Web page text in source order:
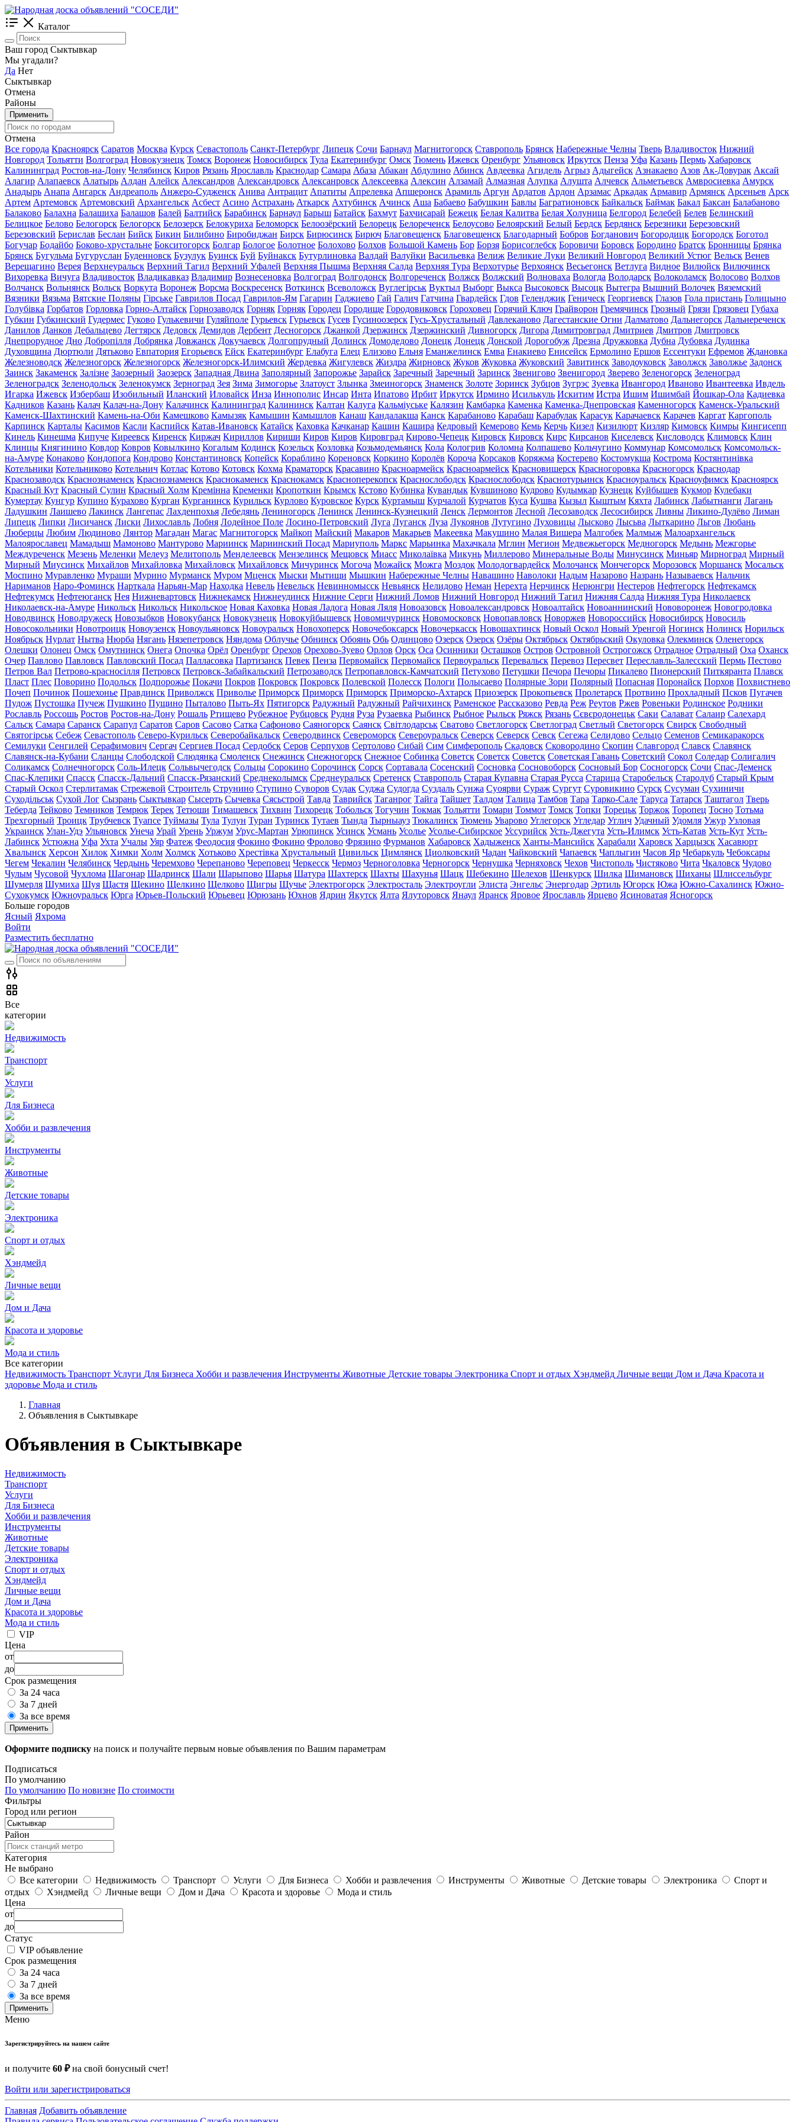
Каталог
Ваш город Сыктывкар
Мы угадали?
Да Нет
Сыктывкар
Отмена
Районы
Применить
Отмена
Все города Красноярск Саратов Москва Курск Севастополь Санкт-Петербург Липецк Сочи Барнаул Магнитогорск Ставрополь Брянск Набережные Челны Тверь Владивосток Нижний
Новгород Тольятти Волгоград Новокузнецк Томск Воронеж Новосибирск Тула Екатеринбург Омск Тюмень Ижевск Оренбург Ульяновск Иркутск Пенза Уфа Казань Пермь Хабаровск
Калининград Ростов-на-Дону Челябинск Киров Рязань Ярославль Краснодар Самара Абаза Абакан Абдулино Абинск Авдеевка Агидель Агрыз Адыгейск Азнакаево Азов Ак-Довурак Аксай
Алагир Алапаевск Алатырь Алдан Алейск Александров Александровск Алексанровск Алексеевка Алексин Алзамай Алмазная Алупка Алушта Алчевск Альметьевск Амвросиевка Амурск
Анадырь Анапа Ангарск Андреаполь Анжеро-Судженск Анива Антрацит Апатиты Апрелевка Апшеронск Арамиль Аргун Ардатов Ардон Арзамас Аркадак Армавир Армянск Арсеньев Арск
Артем Артемовск Артемовский Архангельск Асбест Асино Астрахань Аткарск Ахтубинск Ачинск Аша Бабаево Бабушкин Бавлы Багратионовск Байкальск Баймак Бакал Баксан Балабаново
Балаково Балахна Балашиха Балашов Балей Балтийск Барабинск Барнаул Барыш Батайск Бахмут Бахчисарай Бежецк Белая Калитва Белая Холуница Белгород Белебей Белев Белинский
Белицкое Белово Белогорск Белогорск Белозерск Белокуриха Беломорск Белоозёрский Белорецк Белореченск Белоусово Белоярский Белый Бердск Бердянск Березники Березовский
Березовский Берислав Беслан Бийск Бикин Билибино Биробиджан Бирск Бирюсинск Бирюч Благовещенск Благовещенск Благодарный Бобров Богданович Богородицк Богородск Боготол
Богучар Бодайбо Боково-хрустальне Бокситогорск Болгар Бологое Болотное Болохово Болхов Большой Камень Бор Борзя Борисоглебск Боровичи Боровск Бородино Братск Бронницы Брянка
Брянск Бугульма Бугуруслан Буденновск Бузулук Буинск Буй Буйнакск Бутурлиновка Валдай Валуйки Васильевка Велиж Великие Луки Великий Новгород Великий Устюг Вельск Венев
Верещагино Верея Верхнеуральск Верхний Тагил Верхний Уфалей Верхняя Пышма Верхняя Салда Верхняя Тура Верхотурье Верхоянск Весьегонск Ветлуга Видное Вилюйск Вилючинск
Вихоревка Вичуга Владивосток Владикавказ Владимир Вознесеновка Волгоград Волгодонск Волгореченск Волжск Волжский Волноваха Вологда Володарск Волоколамск Волосово Волхов
Волчанск Вольнянск Вольск Воркута Воронеж Ворсма Воскресенск Воткинск Всеволожск Вуглегірськ Вуктыл Выборг Выкса Высоковск Высоцк Вытегра Вышний Волочек Вяземский
Вязники Вязьма Вятские Поляны Гірське Гаврилов Посад Гаврилов-Ям Гагарин Гаджиево Гай Галич Гатчина Гвардейск Гдов Геленджик Геническ Георгиевск Глазов Гола пристань Голицыно
Голубівка Горбатов Горловка Горно-Алтайск Горнозаводск Горняк Горняк Городец Городище Городовиковск Гороховец Горячий Ключ Грайворон Гремячинск Грозный Грязи Грязовец Губаха
Губкин Губкинский Гудермес Гуково Гулькевичи Гуляйполе Гурьевск Гурьевск Гусев Гусиноозерск Гусь-Хрустальный Давлеканово Дагестанские Огни Далматово Дальнегорск Дальнереченск
Данилов Данков Дебальцево Дегтярск Дедовск Демидов Дербент Десногорск Джанкой Дзержинск Дзержинский Дивногорск Дигора Димитровград Дмитриев Дмитров Дмитровск
Днепрорудное Дно Добропілля Добрянка Довжанск Докучаевск Долгопрудный Долинск Домодедово Донецк Донецк Донской Дорогобуж Дрезна Дружковка Дубна Дубовка Дудинка
Духовщина Дюртюли Дятьково Евпатория Егорьевск Ейск Екатеринбург Елабуга Елец Елизово Ельня Еманжелинск Емва Енакиево Енисейск Ермолино Ершов Ессентуки Ефремов Ждановка
Железноводск Железногорск Железногорск Железногорск-Илимский Жердевка Жигулевск Жиздра Жирновск Жуков Жуковка Жуковский Завитинск Заводоуковск Заволжск Заволжье Задонск
Заинск Закаменск Залізне Заозерный Заозерск Западная Двина Заполярный Запорожье Зарайск Заречный Заречный Заринск Звенигово Звенигород Зверево Зеленогорск Зеленоград
Зеленоградск Зеленодольск Зеленокумск Зерноград Зея Зима Зимогорье Златоуст Злынка Змеиногорск Знаменск Золоте Зоринск Зубцов Зугрэс Зуевка Ивангород Иваново Ивантеевка Ивдель
Игарка Ижевск Избербаш Изобильный Иланский Иловайск Инза Иннополис Инсар Инта Ипатово Ирбит Иркутск Ирмино Исилькуль Искитим Истра Ишим Ишимбай Йошкар-Ола Кадиевка
Кадников Казань Калач Калач-на-Дону Калачинск Калининград Калининск Калтан Калуга Кальміуське Калязин Камбарка Каменка Каменка-Днепровская Каменногорск Каменск-Уральский
Каменск-Шахтинский Камень-на-Оби Камешково Камызяк Камышин Камышлов Канаш Кандалакша Канск Карабаново Карабаш Карабулак Карасук Карачаевск Карачев Каргат Каргополь
Карпинск Карталы Касимов Касли Каспийск Катав-Ивановск Катайск Каховка Качканар Кашин Кашира Кедровый Кемерово Кемь Керчь Кизел Кизилюрт Кизляр Кимовск Кимры Кингисепп
Кинель Кинешма Кипуче Киреевск Киренск Киржач Кириллов Кириши Киров Киров Кировград Кирово-Чепецк Кировск Кировск Кирс Кирсанов Киселевск Кисловодск Климовск Клин
Клинцы Княгинино Ковдор Ковров Ковылкино Когалым Кодинск Козельск Козловка Козьмодемьянск Кола Кологрив Коломна Колпашево Кольчугино Коммунар Комсомольск Комсомольск-
на-Амуре Конаково Кондопога Кондрово Константиновск Копейск Кораблино Кореновск Коркино Королёв Короча Корсаков Коряжма Костерево Костомукша Кострома Костянтинівка
Котельники Котельниково Котельнич Котлас Котово Котовск Кохма Краматорск Красавино Красноармейск Красноармейск Красновишерск Красногоровка Красногорск Краснодар
Краснозаводск Краснознаменск Краснознаменск Краснокаменск Краснокамск Красноперекопск Краснослободск Краснослободск Краснотурьинск Красноуральск Красноуфимск Красноярск
Красный Кут Красный Сулин Красный Холм Кремінна Кременки Кропоткин Крымск Кстово Кубинка Кувандык Кувшиново Кудрово Кудымкар Кузнецк Куйбышев Кукмор Кулебаки
Кумертау Кунгур Купино Курахово Курган Курганинск Курильск Курлово Куровское Курск Куртамыш Курчалой Курчатов Куса Кушва Кызыл Кыштым Кяхта Лабинск Лабытнанги Лагань
Ладушкин Лаишево Лакинск Лангепас Лахденпохья Лебедянь Лениногорск Ленинск Ленинск-Кузнецкий Ленск Лермонтов Лесной Лесозаводск Лесосибирск Ливны Ликино-Дулёво Лиман
Липецк Липки Лисичанск Лиски Лихославль Лобня Лодейное Поле Лосино-Петровский Луга Луганск Луза Лукоянов Лутугино Луховицы Лысково Лысьва Лыткарино Льгов Любань
Люберцы Любим Людиново Лянтор Магадан Магас Магнитогорск Майкоп Майский Макаров Макарьев Макеевка Макушино Малая Вишера Малгобек Малмыж Малоархангельск
Малоярославец Мамадыш Мамоново Мантурово Мариинск Мариинский Посад Мариуполь Маркс Марьинка Махачкала Мглин Мегион Медвежьегорск Медногорск Медынь Межгорье
Междуреченск Мезень Меленки Мелеуз Мелитополь Менделеевск Мензелинск Мещовск Миасс Миколаївка Микунь Миллерово Минеральные Воды Минусинск Миньяр Мирноград Мирный
Мирный Миусинск Михайлов Михайловка Михайловск Михайловск Мичуринск Могоча Можайск Можга Моздок Молодогвардейск Молочанск Мончегорск Морозовск Моршанск Мосальск
Моспино Муравленко Мураши Мурино Мурманск Муром Мценск Мыски Мытищи Мышкин Набережные Челны Навашино Наволоки Надым Назарово Назрань Называевск Нальчик
Нариманов Наро-Фоминск Нарткала Нарьян-Мар Находка Невель Невельск Невинномысск Невьянск Нелидово Неман Нерехта Нерчинск Нерюнгри Нестеров Нефтегорск Нефтекамск
Нефтекумск Нефтеюганск Нея Нижневартовск Нижнекамск Нижнеудинск Нижние Серги Нижний Ломов Нижний Новгород Нижний Тагил Нижняя Салда Нижняя Тура Николаевск
Николаевск-на-Амуре Никольск Никольск Никольское Новая Каховка Новая Ладога Новая Ляля Новоазовск Новоалександровск Новоалтайск Новоаннинский Нововоронеж Новогродовка
Новодвинск Новодружеск Новозыбков Новокубанск Новокузнецк Новокуйбышевск Новомичуринск Новомосковск Новопавловск Новоржев Новороссийск Новосибирск Новосиль
Новосокольники Новотроицк Новоузенск Новоульяновск Новоуральск Новохоперск Новочебоксарск Новочеркасск Новошахтинск Новый Оскол Новый Уренгой Ногинск Нолинск Норильск
Ноябрьск Нурлат Нытва Нюрба Нягань Нязепетровск Няндома Облучье Обнинск Обоянь Обь Одинцово Озерск Озерск Озёры Октябрьск Октябрьский Окуловка Олекминск Оленегорск
Олешки Олонец Омск Омутнинск Онега Опочка Орёл Оренбург Орехов Орехово-Зуево Орлов Орск Оса Осинники Осташков Остров Островной Острогожск Отрадное Отрадный Оха Оханск
Очер Павлово Павловск Павловский Посад Палласовка Партизанск Певек Пенза Первомайск Первомайск Первоуральск Перевальск Перевоз Пересвет Переславль-Залесский Пермь Пестово
Петров Вал Петрово-красносілля Петровск Петровск-Забайкальский Петрозаводск Петропавловск-Камчатский Петухово Петушки Печора Печоры Пикалево Пионерский Питкяранта Плавск
Пласт Плес Поворино Подольск Подпорожье Покачи Покров Покровск Покровск Полевской Полесск Пологи Полысаево Полярные Зори Полярный Попасная Поронайск Порхов Похвистнево
Почеп Починок Пошехонье Правдинск Приволжск Приволье Приморск Приморск Приморск Приморско-Ахтарск Приозерск Прокопьевск Пролетарск Протвино Прохладный Псков Пугачев
Пудож Пустошка Пучеж Пушкино Пущино Пыталово Пыть-Ях Пятигорск Радужный Радужный Райчихинск Раменское Рассказово Ревда Реж Реутов Ржев Ровеньки Родинское Родники
Рославль Россошь Ростов Ростов-на-Дону Рошаль Ртищево Рубежное Рубцовск Рудня Руза Рузаевка Рыбинск Рыбное Рыльск Ряжск Рязань Сєвєродонецьк Саки Салават Салаир Салехард
Сальск Самара Саранск Сарапул Саратов Саров Сасово Сатка Сафоново Саяногорск Саянск Світлодарськ Сватово Светлогорск Светлоград Светлый Светогорск Свирск Свободный
Святогірськ Себеж Севастополь Северо-Курильск Северобайкальск Северодвинск Североморск Североуральск Северск Северск Севск Сегежа Селидово Сельцо Семенов Семикаракорск
Семилуки Сенгилей Серафимович Сергач Сергиев Посад Сердобск Серов Серпухов Сертолово Сибай Сим Симферополь Скадовск Сковородино Скопин Славгород Славск Славянск
Славянск-на-Кубани Сланцы Слободской Слюдянка Смоленск Снежинск Снежногорск Снежное Собинка Советск Советск Советск Советская Гавань Советский Сокол Соледар Солигалич
Соликамск Солнечногорск Соль-Илецк Сольвычегодск Сольцы Сорокино Сорочинск Сорск Сортавала Сосенский Сосновка Сосновоборск Сосновый Бор Сосногорск Сочи Спас-Деменск
Спас-Клепики Спасск Спасск-Дальний Спасск-Рязанский Среднеколымск Среднеуральск Сретенск Ставрополь Старая Купавна Старая Русса Старица Старобельск Стародуб Старый Крым
Старый Оскол Стерлитамак Стрежевой Строитель Струнино Ступино Суворов Судак Суджа Судогда Суздаль Сунжа Суоярви Сураж Сургут Суровикино Сурск Сусуман Сухиничи
Суходільськ Сухой Лог Сызрань Сыктывкар Сысерть Сычевка Сясьстрой Тавда Таврийск Таганрог Тайга Тайшет Талдом Талица Тамбов Тара Тарко-Сале Таруса Татарск Таштагол Тверь
Теберда Тейково Темников Темрюк Терек Тетюши Тимашевск Тихвин Тихорецк Тобольск Тогучин Токмак Тольятти Томари Томмот Томск Топки Торецьк Торжок Торопец Тосно Тотьма
Трехгорный Троицк Трубчевск Туапсе Туймазы Тула Тулун Туран Туринск Тутаев Тында Тырныауз Тюкалинск Тюмень Уварово Углегорск Угледар Углич Удачный Удомля Ужур Узловая
Украинск Улан-Удэ Ульяновск Унеча Урай Урень Уржум Урус-Мартан Урюпинск Усинск Усмань Усолье Усолье-Сибирское Уссурийск Усть-Джегута Усть-Илимск Усть-Катав Усть-Кут Усть-
Лабинск Устюжна Уфа Ухта Учалы Уяр Фатеж Феодосия Фокино Фокино Фролово Фрязино Фурманов Хабаровск Хадыженск Ханты-Мансийск Харабали Харовск Харцызск Хасавюрт
Хвалынск Херсон Хилок Химки Холм Холмск Хотьково Хрестівка Хрустальный Цивильск Цимлянск Циолковский Чадан Чайковский Чапаевск Чаплыгин Часов Яр Чебаркуль Чебоксары
Чегем Чекалин Челябинск Чердынь Черемхово Черепаново Череповец Черкесск Чермоз Черноголовка Черногорск Чернушка Черняховск Чехов Чистополь Чистяково Чита Чкаловск Чудово
Чулым Чусовой Чухлома Шагонар Шадринск Шали Шарыпово Шарья Шатура Шахтерск Шахты Шахунья Шацк Шебекино Шелехов Шенкурск Шилка Шимановск Шиханы Шлиссельбург
Шумерля Шумиха Шуя Щастя Щекино Щелкино Щелково Щигры Щучье Электрогорск Электросталь Электроугли Элиста Энгельс Энергодар Эртиль Югорск Южа Южно-Сахалинск Южно-
Сухокумск Южноуральск Юрга Юрьев-Польский Юрьевец Юрюзань Юхнов Ядрин Якутск Ялта Ялуторовск Янаул Яранск Яровое Ярославль Ярцево Ясиноватая Ясногорск
Больше городов
Ясный Яхрома
Войти
Разместить бесплатно
Все
категории
Недвижимость
Транспорт
Услуги
Для Бизнеса
Хобби и развлечения
Инструменты
Животные
Детские товары
Электроника
Спорт и отдых
Хэндмейд
Личные вещи
Дом и Дача
Красота и здоровье
Мода и стиль
Все категории
Недвижимость Транспорт Услуги Для Бизнеса Хобби и развлечения Инструменты Животные Детские товары Электроника Спорт и отдых Хэндмейд Личные вещи Дом и Дача Красота и
здоровье Мода и стиль
Главная
Объявления в Сыктывкаре
Объявления в Сыктывкаре
Недвижимость
Транспорт
Услуги
Для Бизнеса
Хобби и развлечения
Инструменты
Животные
Детские товары
Электроника
Спорт и отдых
Хэндмейд
Личные вещи
Дом и Дача
Красота и здоровье
Мода и стиль
VIP
Цена
от
до
Срок размещения
За 24 часа
За 7 дней
За все время
Применить
Оформите подписку на поиск и получайте первым новые объявления по Вашим параметрам
Подписаться
По умолчанию
По умолчанию По новизне По стоимости
Фильтры
Город или регион
Район
Категория
Не выбрано
Все категории
Недвижимость Транспорт Услуги Для Бизнеса Хобби и развлечения Инструменты Животные Детские товары Электроника
Спорт и
отдых
Хэндмейд Личные вещи Дом и Дача Красота и здоровье
Мода и стиль
Цена
от
до
Статус
VIP объявление
Срок размещения
За 24 часа
За 7 дней
За все время
Применить
Меню
Зарегистрируйтесь на нашем сайте
и получите 60 ₽на свой бонусный счет!
Войти или зарегистрироваться
Главная Добавить объявление